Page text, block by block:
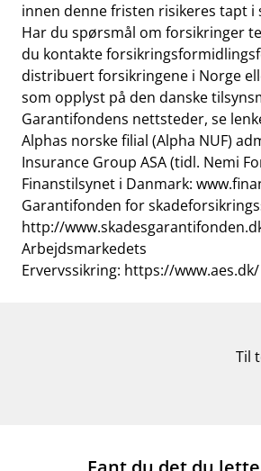
innen denne fristen risikeres tapt i
Har du spørsmål om forsikringer
du kontakte
distribuert forsikringene i Norge
som opplyst på den danske
Garantifondens nettsteder, se
Alphas norske filial (Alpha NUF)
Insurance Group ASA (tidl. Nemi
Finanstilsynet i Danmark:
Garantifonden for
http://
Arbejdsmarkedets
Ervervssikring: https://www.aes.dk/
Til